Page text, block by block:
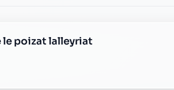
le poizat lalleyriat